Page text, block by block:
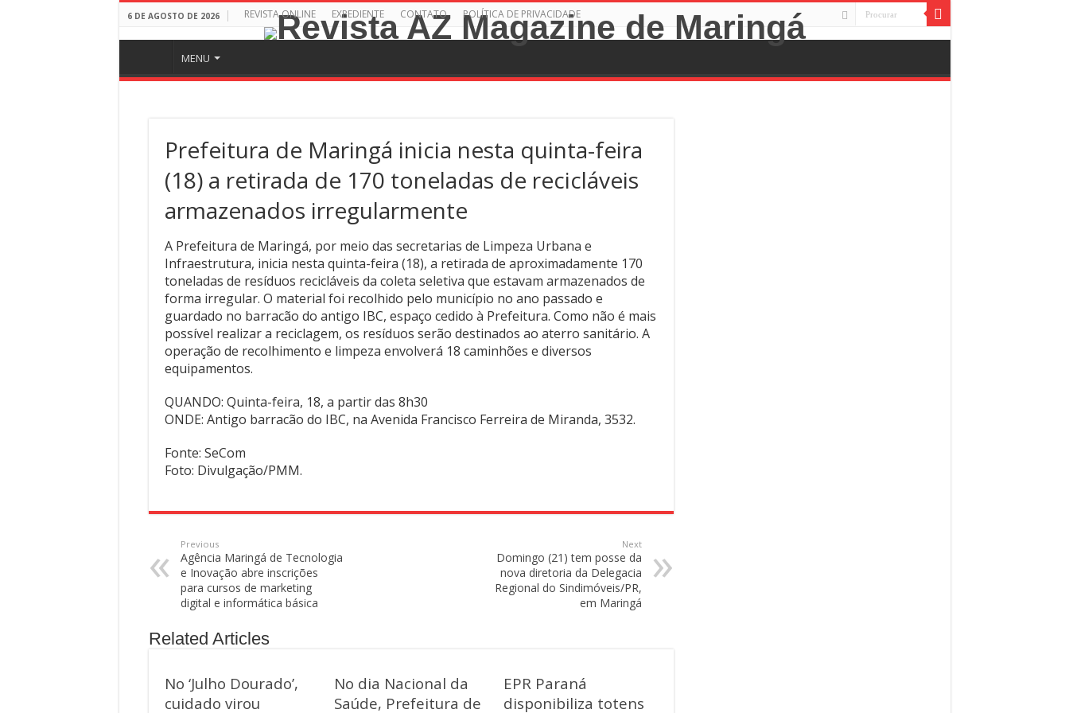
6 DE AGOSTO DE 2026 REVISTA ONLINE EXPEDIENTE CONTATO POLÍTICA DE PRIVACIDADE
MENU
Prefeitura de Maringá inicia nesta quinta-feira
(18) a retirada de 170 toneladas de recicláveis
armazenados irregularmente
A Prefeitura de Maringá, por meio das secretarias de Limpeza Urbana e
Infraestrutura, inicia nesta quinta-feira (18), a retirada de aproximadamente 170
toneladas de resíduos recicláveis da coleta seletiva que estavam armazenados de
forma irregular. O material foi recolhido pelo município no ano passado e
guardado no barracão do antigo IBC, espaço cedido à Prefeitura. Como não é mais
possível realizar a reciclagem, os resíduos serão destinados ao aterro sanitário. A
operação de recolhimento e limpeza envolverá 18 caminhões e diversos
equipamentos.
QUANDO: Quinta-feira, 18, a partir das 8h30
ONDE: Antigo barracão do IBC, na Avenida Francisco Ferreira de Miranda, 3532.
Fonte: SeCom
Foto: Divulgação/PMM.
Previous
Agência Maringá de Tecnologia
e Inovação abre inscrições
para cursos de marketing
digital e informática básica
Next
Domingo (21) tem posse da
nova diretoria da Delegacia
Regional do Sindimóveis/PR,
em Maringá
Related Articles
No ‘Julho Dourado’,
cuidado virou
No dia Nacional da
Saúde, Prefeitura de
EPR Paraná
disponibiliza totens